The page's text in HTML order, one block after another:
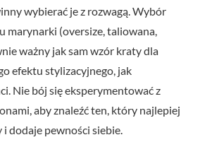
wybierać je z rozwagą. Wybór
marynarki (oversize, taliowana,
ważny jak sam wzór kraty dla
efektu stylizacyjnego, jak
Nie bój się eksperymentować z
aby znaleźć ten, który najlepiej
dodaje pewności siebie.